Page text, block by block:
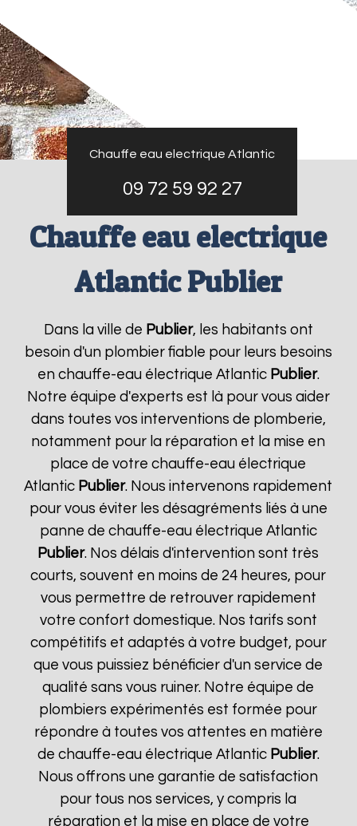
Chauffe eau electrique Atlantic
09 72 59 92 27
Chauffe eau electrique
Atlantic Publier
Dans la ville de Publier, les habitants ont
besoin d'un plombier fiable pour leurs besoins
en chauffe-eau électrique Atlantic Publier.
Notre équipe d'experts est là pour vous aider
dans toutes vos interventions de plomberie,
notamment pour la réparation et la mise en
place de votre chauffe-eau électrique
Atlantic Publier. Nous intervenons rapidement
pour vous éviter les désagréments liés à une
panne de chauffe-eau électrique Atlantic
Publier. Nos délais d'intervention sont très
courts, souvent en moins de 24 heures, pour
vous permettre de retrouver rapidement
votre confort domestique. Nos tarifs sont
compétitifs et adaptés à votre budget, pour
que vous puissiez bénéficier d'un service de
qualité sans vous ruiner. Notre équipe de
plombiers expérimentés est formée pour
répondre à toutes vos attentes en matière
de chauffe-eau électrique Atlantic Publier.
Nous offrons une garantie de satisfaction
pour tous nos services, y compris la
réparation et la mise en place de votre